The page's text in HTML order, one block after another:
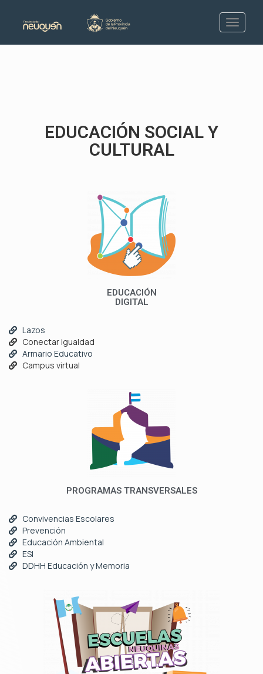
EDUCACIÓN SOCIAL Y
CULTURAL
EDUCACIÓN
DIGITAL
Lazos
Conectar igualdad
Armario Educativo
Campus virtual
PROGRAMAS TRANSVERSALES
Convivencias Escolares
Prevención
Educación Ambiental
ESI
DDHH Educación y Memoria